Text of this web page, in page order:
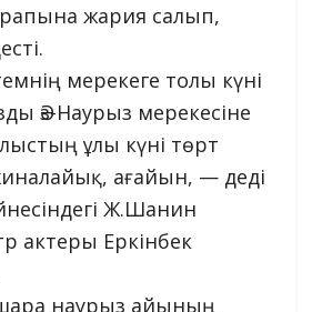
жария салып,
мерекеге толы күні
Әз-Наурыз мерекесіне
ұлы күні төрт
ағайын, — деді
Ж.Шанин
актеры Еркінбек
наурыз айының